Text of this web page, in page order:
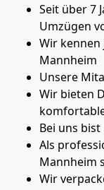
Seit über 7
Umzügen
Wir kennen
Mannheim
Unsere
Wir bieten
Bei uns
Als
Mannheim
Wir